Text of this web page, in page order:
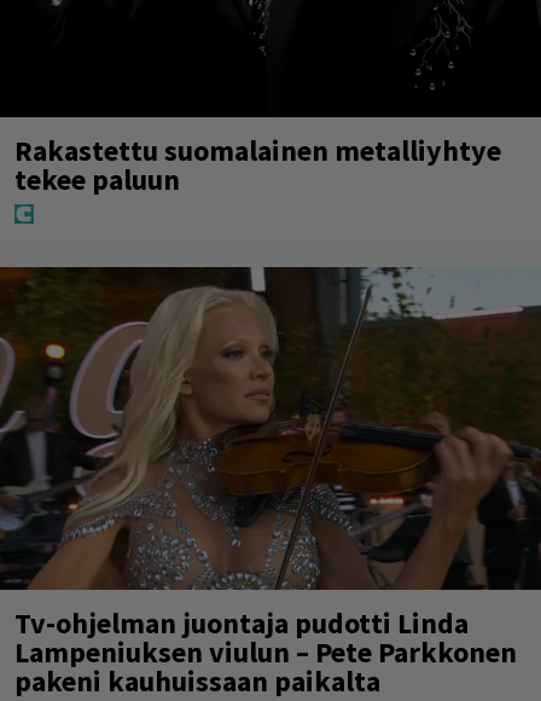
Rakastettu suomalainen metalliyhtye
tekee paluun
Tv-ohjelman juontaja pudotti Linda
Lampeniuksen viulun – Pete Parkkonen
pakeni kauhuissaan paikalta